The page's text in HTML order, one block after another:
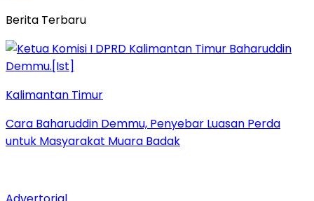
Berita Terbaru
Kalimantan Timur
Cara Baharuddin Demmu, Penyebar Luasan Perda
untuk Masyarakat Muara Badak